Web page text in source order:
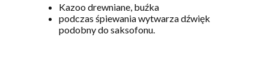
Kazoo drewniane, buźka
podczas śpiewania wytwarza dźwięk
podobny do saksofonu.